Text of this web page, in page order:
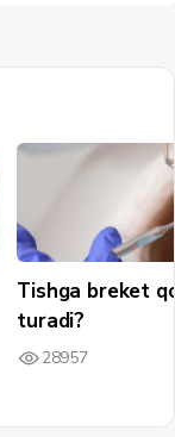
Tishga breket
turadi?
28957